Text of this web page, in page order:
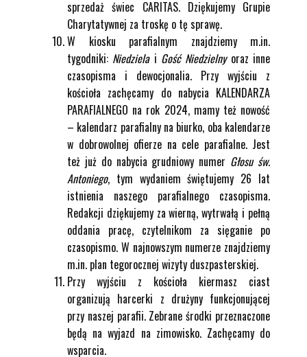
sprzedaż świec CARITAS. Dziękujemy Grupie
Charytatywnej za troskę o tę sprawę.
W kiosku parafialnym znajdziemy m.in.
tygodniki: Niedzielai Gość Niedzielnyoraz inne
czasopisma i dewocjonalia. Przy wyjściu z
kościoła zachęcamy do nabycia KALENDARZA
PARAFIALNEGO na rok 2024, mamy też nowość
– kalendarz parafialny na biurko, oba kalendarze
w dobrowolnej ofierze na cele parafialne. Jest
też już do nabycia grudniowy numer Głosu św.
Antoniego, tym wydaniem świętujemy 26 lat
istnienia naszego parafialnego czasopisma.
Redakcji dziękujemy za wierną, wytrwałą i pełną
oddania pracę, czytelnikom za sięganie po
czasopismo. W najnowszym numerze znajdziemy
m.in. plan tegorocznej wizyty duszpasterskiej.
Przy wyjściu z kościoła kiermasz ciast
organizują harcerki z drużyny funkcjonującej
przy naszej parafii. Zebrane środki przeznaczone
będą na wyjazd na zimowisko. Zachęcamy do
wsparcia.